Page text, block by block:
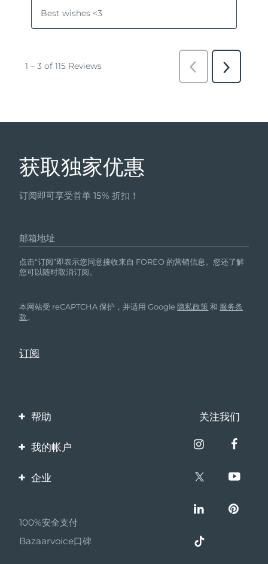
获取独家优惠
订阅即可享受首单 15% 折扣！
邮箱地址
点击“订阅”即表示您同意接收来自 FOREO 的营销信息。您还了解
您可以随时取消订阅。
本网站受 reCAPTCHA 保护，并适用 Google隐私政策 和 服务条
款。
帮助
联系我们
保修与退换货
关注我们
我的帐户
产品注册
企业
伙伴计划
联盟新闻
100%安全支付
Bazaarvoice口碑